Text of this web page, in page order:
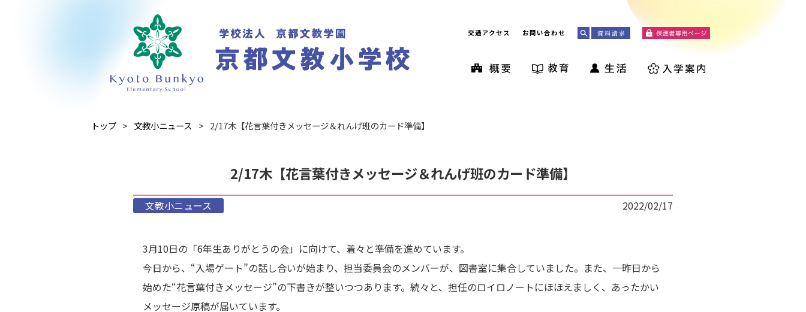
交通アクセス お問い合わせ
トップ 文教小ニュース 2/17木【花言葉付きメッセージ＆れんげ班のカード準備】
2/17木【花言葉付きメッセージ＆れんげ班のカード準備】
文教小ニュース 2022/02/17
3月10日の「6年生ありがとうの会」に向けて、着々と準備を進めています。
今日から、“入場ゲート”の話し合いが始まり、担当委員会のメンバーが、図書室に集合していました。また、一昨日から
始めた“花言葉付きメッセージ”の下書きが整いつつあります。続々と、担任のロイロノートにほほえましく、あったかい
メッセージ原稿が届いています。